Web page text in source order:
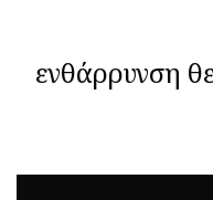
ενθάρρυνση